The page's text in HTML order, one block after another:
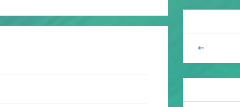
<<